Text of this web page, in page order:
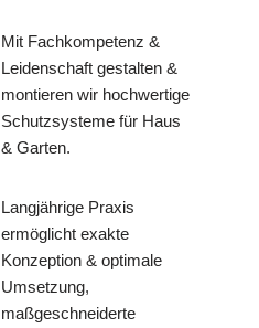
Mit Fachkompetenz &
Leidenschaft gestalten &
montieren wir hochwertige
Schutzsysteme für Haus
& Garten.
Langjährige Praxis
ermöglicht exakte
Konzeption & optimale
Umsetzung,
maßgeschneiderte